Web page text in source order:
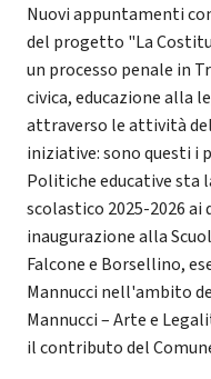
Nuovi appuntamenti
del progetto "La
un processo penale in
civica, educazione alla
attraverso le attività
iniziative: sono questi i
Politiche educative sta
scolastico 2025-2026
inaugurazione alla
Falcone e Borsellino,
Mannucci nell'ambito
Mannucci – Arte e
il contributo del